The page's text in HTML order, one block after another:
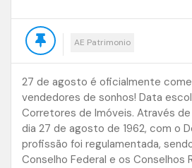
AE Patrimonio
27 de agosto é oficialmente
vendedores de sonhos! Data
Corretores de Imóveis. Através
dia 27 de agosto de 1962, com o
profissão foi regulamentada,
Conselho Federal e os Conselhos